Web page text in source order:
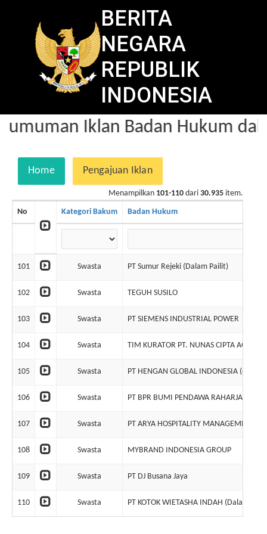
BERITA
NEGARA
REPUBLIK
INDONESIA
Iklan Badan Hukum
Home Pengajuan Iklan
Menampilkan 101-110 dari 30.935 item.
No Kategori Bakum Badan Hukum
101 Swasta PT Sumur Rejeki (Dalam Pailit)
102 Swasta TEGUH SUSILO
103 Swasta PT SIEMENS INDUSTRIAL POWER
104 Swasta TIM KURATOR PT. NUNAS CIPTA
105 Swasta PT HENGAN GLOBAL INDONESIA (dalam
106 Swasta PT BPR BUMI PENDAWA RAHARJA (DL)
107 Swasta PT ARYA HOSPITALITY MANAGEMENT
108 Swasta MYBRAND INDONESIA GROUP
109 Swasta PT DJ Busana Jaya
110 Swasta PT KOTOK WIETASHA INDAH (Dalam